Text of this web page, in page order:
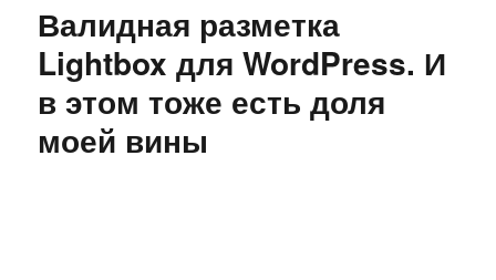
Валидная разметка
Lightbox для WordPress. И
в этом тоже есть доля
моей вины